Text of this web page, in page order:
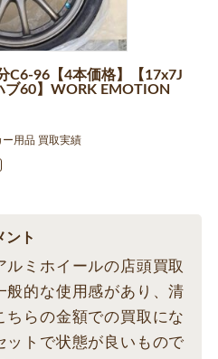
C6-96【4本価格】【17x7J
ブ60】WORK EMOTION
ー用品 買取実績
ント
ルミホイールの店頭買取
般的な使用感があり、清
ちらの金額での買取にな
ットで状態が良いもので